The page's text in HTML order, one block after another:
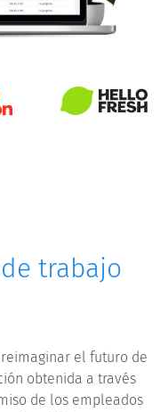
trabajo
el futuro de
obtenida a través
de los empleados